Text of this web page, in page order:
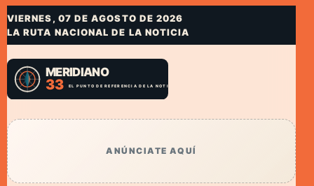
VIERNES, 07 DE AGOSTO DE 2026
LA RUTA NACIONAL DE LA NOTICIA
ANÚNCIATE AQUÍ